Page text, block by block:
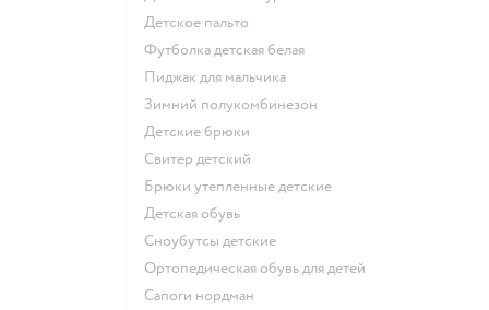
Детское пальто
Футболка детская белая
Пиджак для мальчика
Зимний полукомбинезон
Детские брюки
Свитер детский
Брюки утепленные детские
Детская обувь
Сноубутсы детские
Ортопедическая обувь для детей
Сапоги нордман